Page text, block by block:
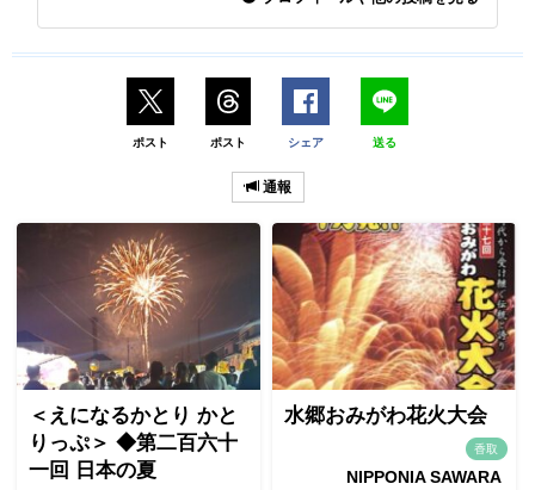
ポスト ポスト シェア 送る
通報
＜えになるかとり かと
りっぷ＞ ◆第二百六十
一回 日本の夏
水郷おみがわ花火大会
香取
NIPPONIA SAWARA